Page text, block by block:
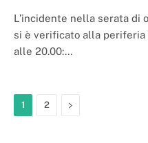
L’incidente nella serata di
si è verificato alla
alle 20.00:…
1 2 Next